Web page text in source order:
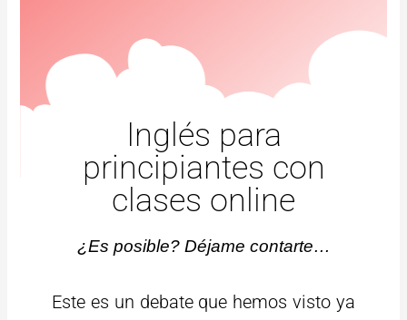
Inglés para
principiantes con
clases online
¿Es posible? Déjame contarte…
Este es un debate que hemos visto ya